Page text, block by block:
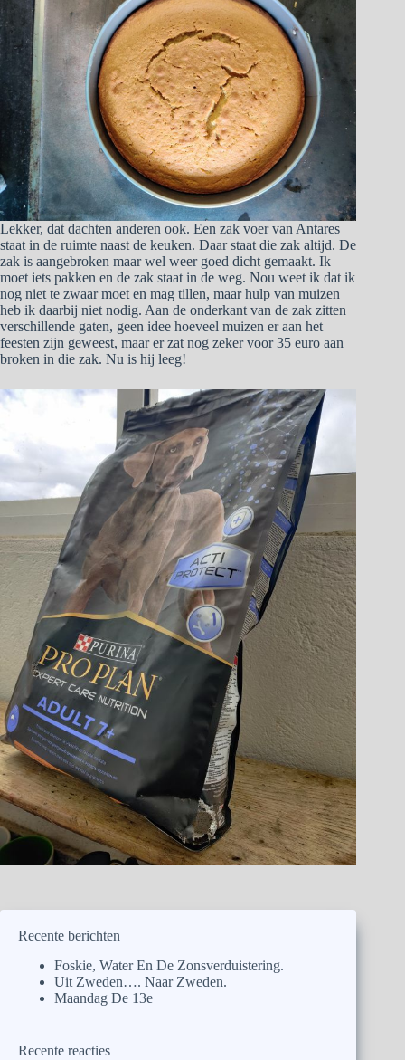
Lekker, dat dachten anderen ook. Een zak voer van Antares
staat in de ruimte naast de keuken. Daar staat die zak altijd. De
zak is aangebroken maar wel weer goed dicht gemaakt. Ik
moet iets pakken en de zak staat in de weg. Nou weet ik dat ik
nog niet te zwaar moet en mag tillen, maar hulp van muizen
heb ik daarbij niet nodig. Aan de onderkant van de zak zitten
verschillende gaten, geen idee hoeveel muizen er aan het
feesten zijn geweest, maar er zat nog zeker voor 35 euro aan
broken in die zak. Nu is hij leeg!
Recente berichten
Foskie, Water En De Zonsverduistering.
Uit Zweden…. Naar Zweden.
Maandag De 13e
Recente reacties